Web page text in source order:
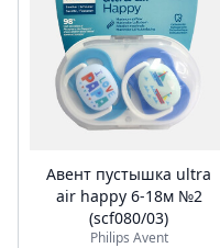
Авент пустышка ultra
air happy 6-18м №2
(scf080/03)
Philips Avent